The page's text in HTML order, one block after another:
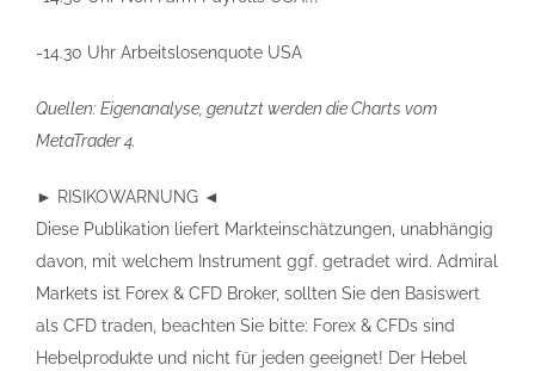
-14.30 Uhr Arbeitslosenquote USA
Quellen: Eigenanalyse, genutzt werden die Charts vom
MetaTrader 4.
► RISIKOWARNUNG ◄
Diese Publikation liefert Markteinschätzungen, unabhängig
davon, mit welchem Instrument ggf. getradet wird. Admiral
Markets ist Forex & CFD Broker, sollten Sie den Basiswert
als CFD traden, beachten Sie bitte: Forex & CFDs sind
Hebelprodukte und nicht für jeden geeignet! Der Hebel